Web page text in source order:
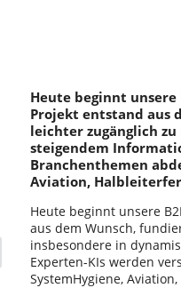
Heute beginnt unsere
Projekt entstand aus
leichter zugänglich
steigendem
Branchenthemen
Aviation,
Heute beginnt unsere
aus dem Wunsch,
insbesondere in
Experten-KIs werden
SystemHygiene,